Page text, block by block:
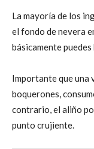
La mayoría de los
el fondo de nevera
básicamente
Importante que una
boquerones,
contrario, el aliño
punto crujiente.